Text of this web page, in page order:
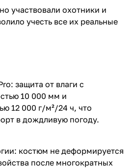
участвовали охотники и
учесть все их реальные
защита от влаги с
10 000 мм и
12 000 г/м²/24 ч, что
в дождливую погоду.
костюм не деформируется
после многократных